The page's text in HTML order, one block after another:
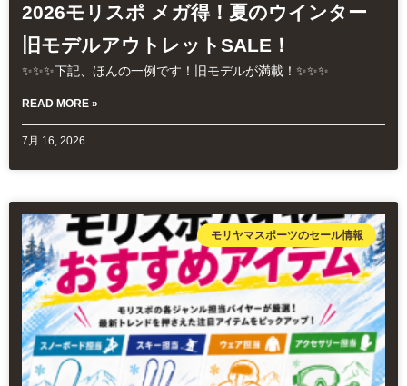
2026モリスポ メガ得！夏のウインター
旧モデルアウトレットSALE！
✨✨✨下記、ほんの一例です！旧モデルが満載！✨✨✨
READ MORE »
7月 16, 2026
モリヤマスポーツのセール情報